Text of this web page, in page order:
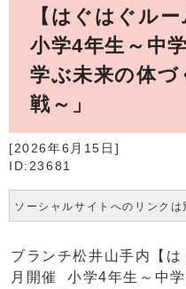
【はぐはぐル
小学4年生～中
学ぶ未来の体
戦～」
[2026年6月15日]
ID:23681
ソーシャルサイトへのリンク
ブランチ松井山手内【
月開催 小学4年生～中